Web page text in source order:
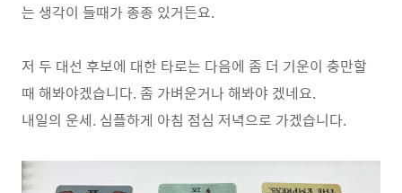
는 생각이 들때가 종종 있거든요.
저 두 대선 후보에 대한 타로는 다음에 좀 더 기운이 충만할
때 해봐야겠습니다. 좀 가벼운거나 해봐야 겠네요.
내일의 운세. 심플하게 아침 점심 저녁으로 가겠습니다.